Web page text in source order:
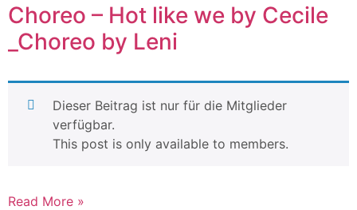
Choreo – Hot like we by Cecile
_Choreo by Leni
Dieser Beitrag ist nur für die Mitglieder
verfügbar.
This post is only available to members.
Read More »